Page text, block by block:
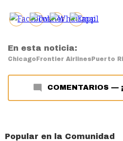
En esta noticia:
ChicagoFrontier AirlinesPuerto
COMENTARIOS —
Popular en la Comunidad